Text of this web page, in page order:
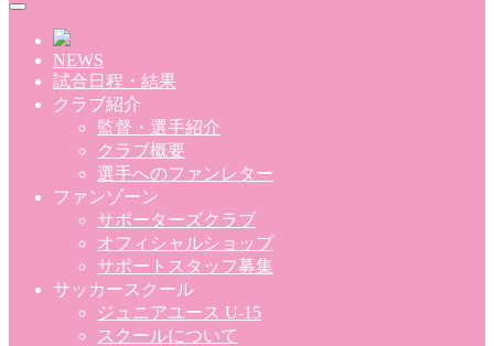
NEWS
試合日程・結果
クラブ紹介
監督・選手紹介
クラブ概要
選手へのファンレター
ファンゾーン
サポーターズクラブ
オフィシャルショップ
サポートスタッフ募集
サッカースクール
ジュニアユース U-15
スクールについて